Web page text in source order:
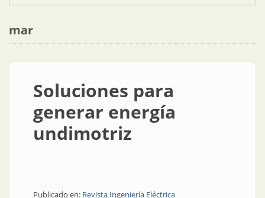
mar
Soluciones para
generar energía
undimotriz
Publicado en: Revista Ingeniería Eléctrica